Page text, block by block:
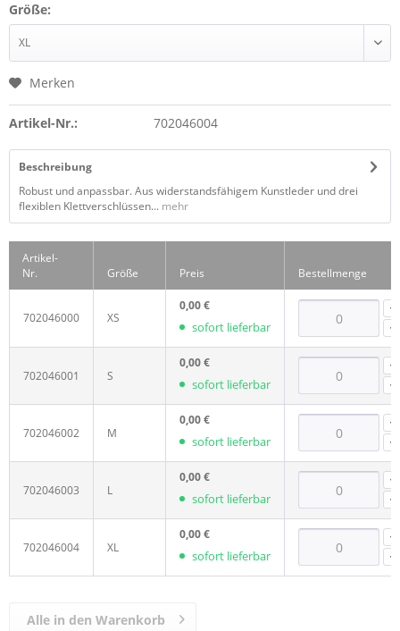
Größe:
Merken
Artikel-Nr.: 702046004
Beschreibung
Robust und anpassbar. Aus widerstandsfähigem Kunstleder und drei
flexiblen Klettverschlüssen... mehr
Artikel-
Nr.
Größe Preis Bestellmenge
702046000 XS
0,00 €
sofort lieferbar
702046001 S
0,00 €
sofort lieferbar
702046002 M
0,00 €
sofort lieferbar
702046003 L
0,00 €
sofort lieferbar
702046004 XL
0,00 €
sofort lieferbar
Alle in den Warenkorb